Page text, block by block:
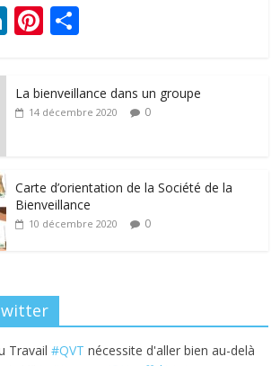
Li
e
Pi
e g
La bienveillance dans un groupe
14 décembre 2020 0
Carte d’orientation de la Société de la
Bienveillance
10 décembre 2020 0
Travail#QVT nécessite d'aller bien au-delà